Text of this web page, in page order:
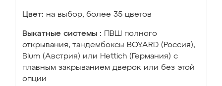
Цвет: на выбор, более 35 цветов
Выкатные системы :
ПВШ полного
открывания, тандембоксы BOYARD (Россия),
Blum (Австрия) или Hettich (Германия) с
плавным закрыванием дверок или без этой
опции